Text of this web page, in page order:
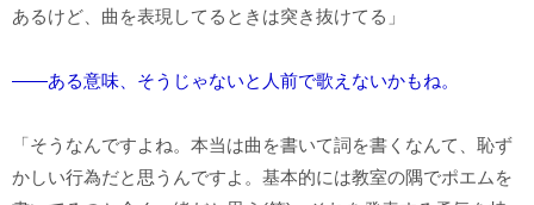
あるけど、曲を表現してるときは突き抜けてる」
――ある意味、そうじゃないと人前で歌えないかもね。
「そうなんですよね。本当は曲を書いて詞を書くなんて、恥ず
かしい行為だと思うんですよ。基本的には教室の隅でポエムを